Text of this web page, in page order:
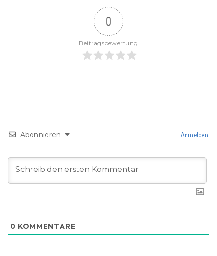
0
Beitragsbewertung
Abonnieren Anmelden
0 KOMMENTARE